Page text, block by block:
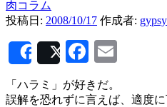
肉コラム
投稿日: 2008/10/17 作成者: gypsy
SharePostFacebook
「ハラミ」が好きだ。
誤解を恐れずに言えば、適度に